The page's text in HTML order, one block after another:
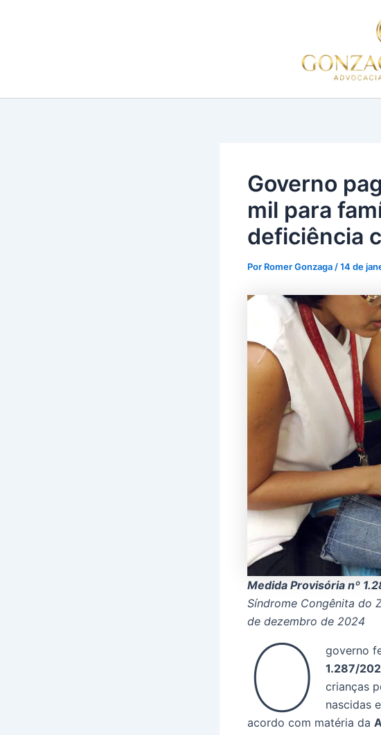
Governo
mil para
deficiência
Por Romer Gonzaga /14 de
Medida Provisória nº
Síndrome Congênita do
de dezembro de 2024
O governo
1.287/
crianças
nascidas
acordo com matéria da